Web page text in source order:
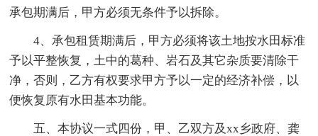
承包期满后，甲方必须无条件予以拆除。
4、承包租赁期满后，甲方必须将该土地按水田标准
予以平整恢复，土中的葛种、岩石及其它杂质要清除干
净，否则，乙方有权要求甲方予以一定的经济补偿，以
便恢复原有水田基本功能。
五、本协议一式四份，甲、乙双方及xx乡政府、龚